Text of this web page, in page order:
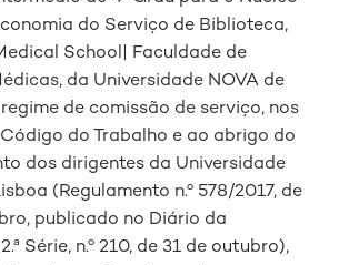
do Serviço de Biblioteca,
School| Faculdade de
da Universidade NOVA de
de comissão de serviço, nos
do Trabalho e ao abrigo do
dos dirigentes da Universidade
(Regulamento n.º 578/2017, de
publicado no Diário da
Série, n.º 210, de 31 de outubro),